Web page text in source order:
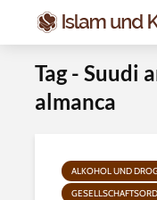
Tag - Suudi
almanca
ALKOHOL UND